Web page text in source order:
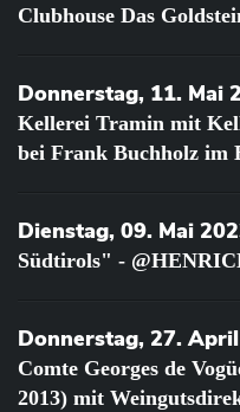
Clubhouse Das
Donnerstag, 11. Mai
Kellerei Tramin mit
bei Frank Buchholz im
Dienstag, 09. Mai
Südtirols" -
Donnerstag, 27.
Comte Georges de
2013) mit